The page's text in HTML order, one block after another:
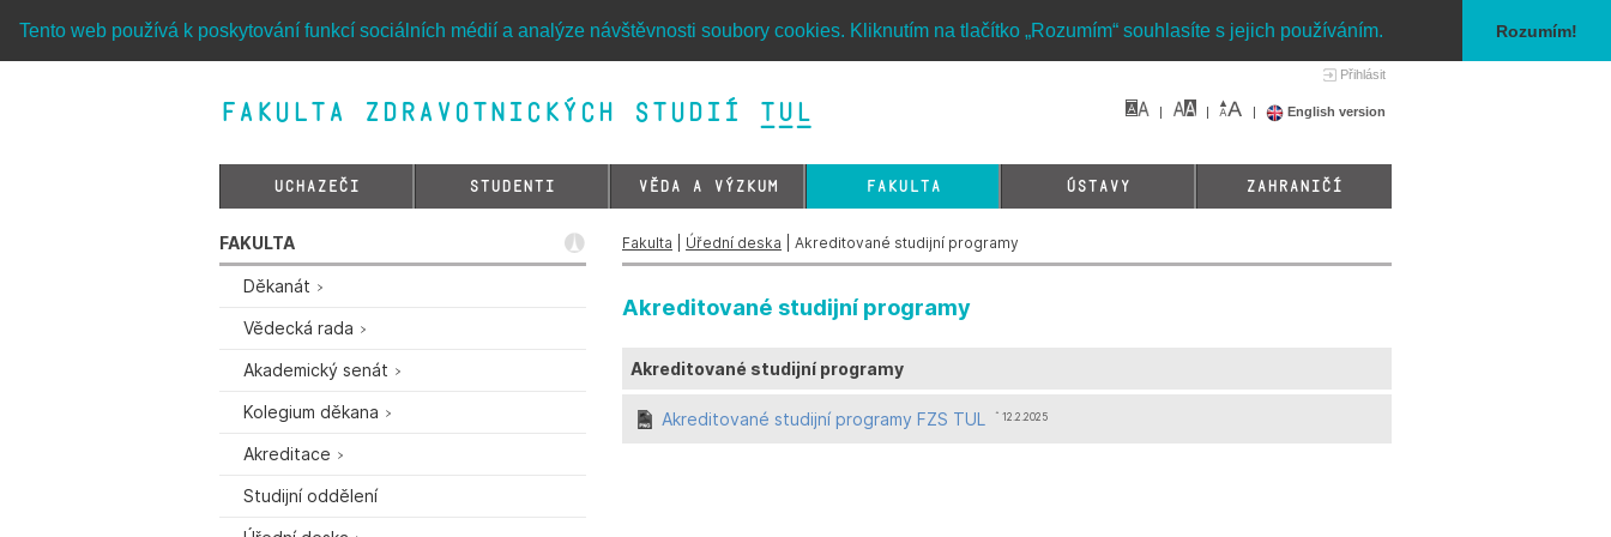
Tento web používá k poskytování funkcí sociálních médií a analýze návštěvnosti soubory cookies. Kliknutím na tlačítko „Rozumím“ souhlasíte s jejich používáním. Rozumím!
Přihlásit
Fakulta zdravotnických studií TUL& English version
UCHAZEČI STUDENTI VĚDA A VÝZKUM FAKULTA ÚSTAVY ZAHRANIČÍ
FAKULTA
Děkanát
Vědecká rada
Akademický senát
Kolegium děkana
Akreditace
Studijní oddělení
Fakulta Úřední deska | Akreditované studijní programy
Akreditované studijní programy
Akreditované studijní programy
Akreditované studijní programy FZS TUL ˆ 12.2.2025